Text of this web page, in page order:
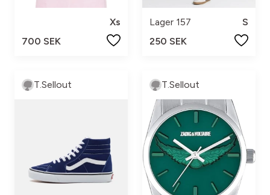
Xs
700 SEK
Lager 157
S
250 SEK
T.Sellout T.Sellout